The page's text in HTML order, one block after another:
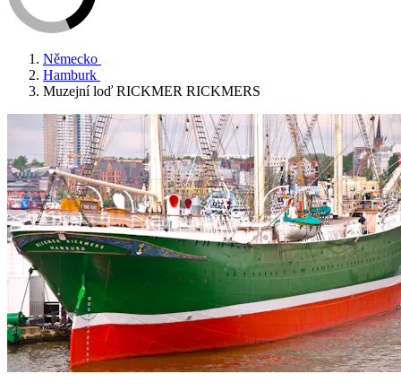
Německo
Hamburk
Muzejní loď RICKMER RICKMERS